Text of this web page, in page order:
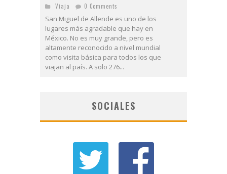
Viaja
0 Comments
San Miguel de Allende es uno de los
lugares más agradable que hay en
México. No es muy grande, pero es
altamente reconocido a nivel mundial
como visita básica para todos los que
viajan al país. A solo 276...
SOCIALES